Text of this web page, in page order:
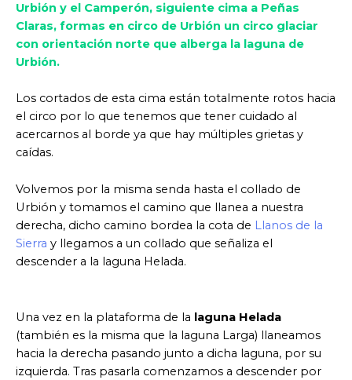
Urbión y el Camperón, siguiente cima a Peñas
Claras, formas en circo de Urbión un circo glaciar
con orientación norte que alberga la laguna de
Urbión.
Los cortados de esta cima están totalmente rotos hacia
el circo por lo que tenemos que tener cuidado al
acercarnos al borde ya que hay múltiples grietas y
caídas.
Volvemos por la misma senda hasta el collado de
Urbión y tomamos el camino que llanea a nuestra
derecha, dicho camino bordea la cota de Llanos de la
Sierra y llegamos a un collado que señaliza el
descender a la laguna Helada.
Una vez en la plataforma de la laguna Helada
(también es la misma que la laguna Larga) llaneamos
hacia la derecha pasando junto a dicha laguna, por su
izquierda. Tras pasarla comenzamos a descender por